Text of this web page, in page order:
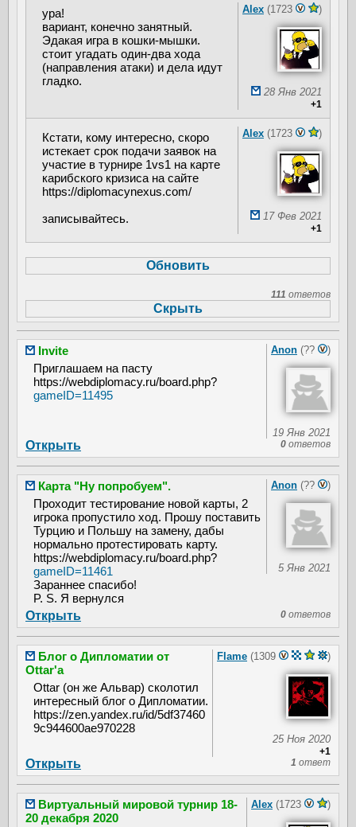
Alex (1723 )
28 Янв 2021
+1
ура!
вариант, конечно занятный.
Эдакая игра в кошки-мышки.
стоит угадать один-два хода
(направления атаки) и дела идут
гладко.
Alex (1723 )
17 Фев 2021
+1
Кстати, кому интересно, скоро
истекает срок подачи заявок на
участие в турнире 1vs1 на карте
карибского кризиса на сайте
https://diplomacynexus.com/
записывайтесь.
111 ответов
Anon (?? )
19 Янв 2021
Invite
Приглашаем на пасту
https://webdiplomacy.ru/board.php?
gameID=11495
0 ответов
Открыть
Anon (?? )
5 Янв 2021
Карта "Ну попробуем".
Проходит тестирование новой карты, 2
игрока пропустило ход. Прошу поставить
Турцию и Польшу на замену, дабы
нормально протестировать карту.
https://webdiplomacy.ru/board.php?
gameID=11461
Зараннее спасибо!
P. S. Я вернулся
0 ответов
Открыть
Flame (1309 )
25 Ноя 2020
+1
Блог о Дипломатии от
Ottar'a
Ottar (он же Альвар) сколотил
интересный блог о Дипломатии.
https://zen.yandex.ru/id/5df37460
9c944600ae970228
1 ответ
Открыть
Alex (1723 )
Виртуальный мировой турнир 18-
20 декабря 2020